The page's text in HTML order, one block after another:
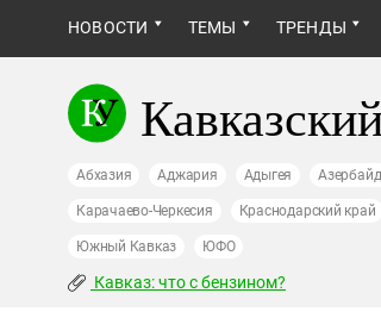
НОВОСТИ ТЕМЫ ТРЕНДЫ
Абхазия Аджария Адыгея
Карачаево-Черкесия Краснодарский край
Южный Кавказ ЮФО
Кавказ: что с бензином?